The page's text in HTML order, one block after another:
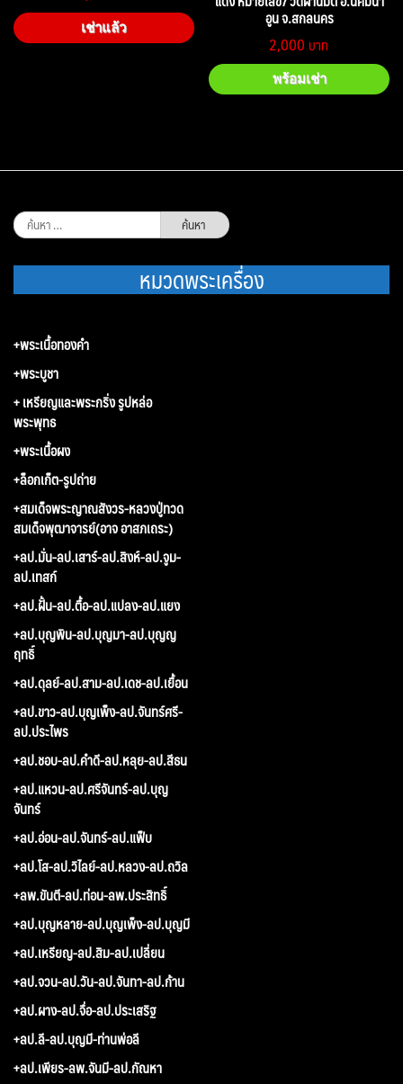
เช่าแล้ว อูน จ.สกลนคร
2,000
พร้อมเช่า
ค้นหา
สำหรับ:
หมวดพระเครื่อง
+พระเนื้อทองคำ
+พระบูชา
+ เหรียญและพระกริ่ง รูปหล่อ
พระพุทธ
+พระเนื้อผง
+ล็อกเก็ต-รูปถ่าย
+สมเด็จพระญาณสังวร-หลวงปู่ทวด
สมเด็จพุฒาจารย์(อาจ อาสภเถระ)
+ลป.มั่น-ลป.เสาร์-ลป.สิงห์-ลป.จูม-
ลป.เทสก์
+ลป.ฝั้น-ลป.ตื้อ-ลป.แปลง-ลป.แยง
+ลป.บุญพิน-ลป.บุญมา-ลป.บุญญ
ฤทธิ์
+ลป.ดุลย์-ลป.สาม-ลป.เดช-ลป.เยื้อน
+ลป.ขาว-ลป.บุญเพ็ง-ลป.จันทร์ศรี-
ลป.ประไพร
+ลป.ชอบ-ลป.คำดี-ลป.หลุย-ลป.สีธน
+ลป.แหวน-ลป.ศรีจันทร์-ลป.บุญ
จันทร์
+ลป.อ่อน-ลป.จันทร์-ลป.แฟ็บ
+ลป.โส-ลป.วิไลย์-ลป.หลวง-ลป.ถวิล
+ลพ.ขันตี-ลป.ท่อน-ลพ.ประสิทธิ์
+ลป.บุญหลาย-ลป.บุญเพ็ง-ลป.บุญมี
+ลป.เหรียญ-ลป.สิม-ลป.เปลี่ยน
+ลป.จวน-ลป.วัน-ลป.จันทา-ลป.ก้าน
+ลป.ผาง-ลป.จื่อ-ลป.ประเสริฐ
+ลป.ลี-ลป.บุญมี-ท่านพ่อลี
+ลป.เพียร-ลพ.จันมี-ลป.กัณหา